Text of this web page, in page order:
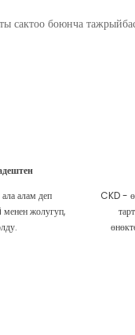
сактоо боюнча
алам деп
жолугуп,
CKD -